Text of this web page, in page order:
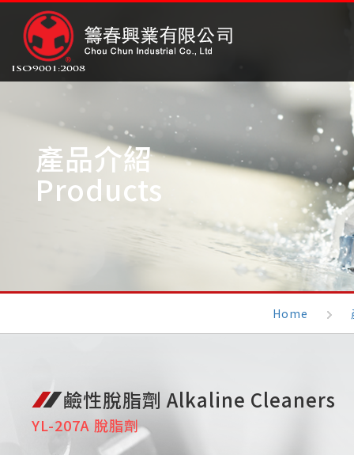
產品介紹
Products
Home
鹼性脫脂劑 Alkaline Cleaners
YL-207A 脫脂劑